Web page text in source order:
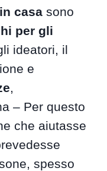
casa sono
per gli
ideatori, il
e
,
– Per questo
che aiutasse
spesso